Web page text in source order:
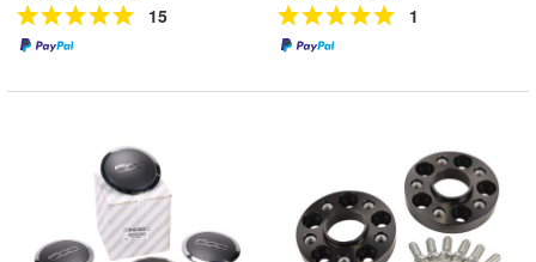
15 1